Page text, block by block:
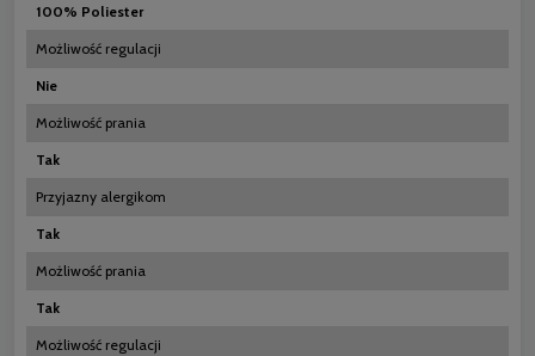
100% Poliester
Możliwość regulacji
Nie
Możliwość prania
Tak
Przyjazny alergikom
Tak
Możliwość prania
Tak
Możliwość regulacji